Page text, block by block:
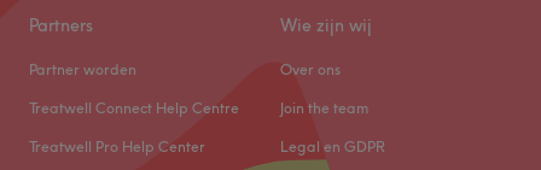
Partners
Partner worden
Treatwell Connect Help Centre
Treatwell Pro Help Center
Wie zijn wij
Over ons
Join the team
Legal en GDPR